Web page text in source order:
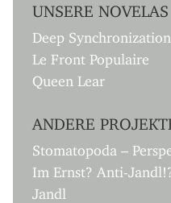
UNSERE NOVELAS
Deep Synchronization
Le Front Populaire
Queen Lear
ANDERE
Stomatopoda –
Im Ernst? Anti-
Jandl